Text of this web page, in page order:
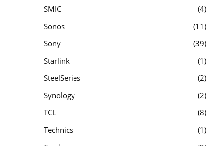
SMIC
4
Sonos
11
Sony
39
Starlink
1
SteelSeries
2
Synology
2
TCL
8
Technics
1